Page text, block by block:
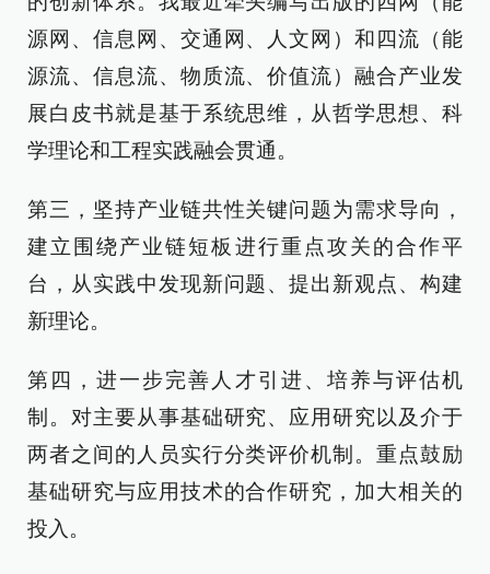
源网、信息网、交通网、人文网）和四流（能
源流、信息流、物质流、价值流）融合产业发
展白皮书就是基于系统思维，从哲学思想、科
学理论和工程实践融会贯通。
第三，坚持产业链共性关键问题为需求导向，
建立围绕产业链短板进行重点攻关的合作平
台，从实践中发现新问题、提出新观点、构建
新理论。
第四，进一步完善人才引进、培养与评估机
制。对主要从事基础研究、应用研究以及介于
两者之间的人员实行分类评价机制。重点鼓励
基础研究与应用技术的合作研究，加大相关的
投入。